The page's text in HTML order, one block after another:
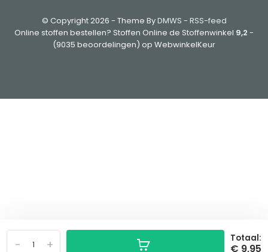
+
- Totaal:
€ 9,95
© Copyright 2026 - Theme ByDMWS - RSS-feed
Online stoffen bestellen? Stoffen Online de Stoffenwinkel 9,2 -
(9035 beoordelingen) op WebwinkelKeur